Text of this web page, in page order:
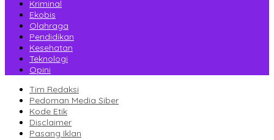
Kriminal
Ekobis
Olahraga
Pendidikan
Kesehatan
Teknologi
Opini
Tim Redaksi
Pedoman Media Siber
Kode Etik
Disclaimer
Pasang Iklan